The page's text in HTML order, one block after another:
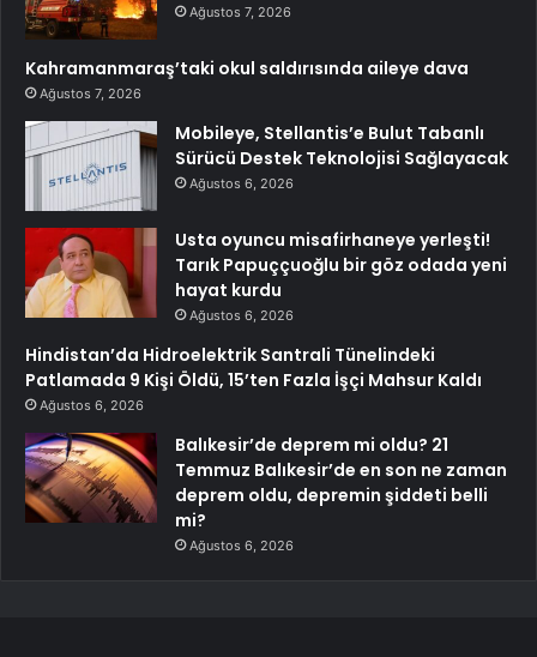
Ağustos 7, 2026
Kahramanmaraş’taki okul saldırısında aileye dava
Ağustos 7, 2026
Mobileye, Stellantis’e Bulut Tabanlı
Sürücü Destek Teknolojisi Sağlayacak
Ağustos 6, 2026
Usta oyuncu misafirhaneye yerleşti!
Tarık Papuççuoğlu bir göz odada yeni
hayat kurdu
Ağustos 6, 2026
Hindistan’da Hidroelektrik Santrali Tünelindeki
Patlamada 9 Kişi Öldü, 15’ten Fazla İşçi Mahsur Kaldı
Ağustos 6, 2026
Balıkesir’de deprem mi oldu? 21
Temmuz Balıkesir’de en son ne zaman
deprem oldu, depremin şiddeti belli
mi?
Ağustos 6, 2026